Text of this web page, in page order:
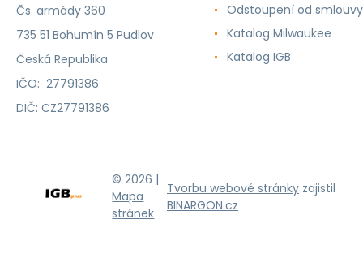
Čs. armády 360
735 51 Bohumín 5 Pudlov
Česká Republika
IČO: 27791386
DIČ: CZ27791386
Odstoupení od smlouvy
Katalog Milwaukee
Katalog IGB
© 2026 |
Mapa
stránek
Tvorbu webové stránky zajistil
BINARGON.cz